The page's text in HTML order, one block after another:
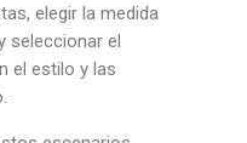
elegir la medida
seleccionar el
el estilo y las